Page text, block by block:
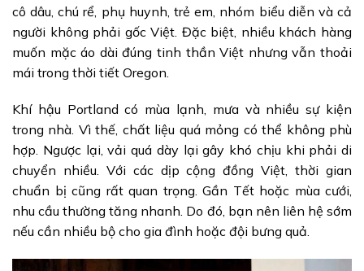
cô dâu, chú rể, phụ huynh, trẻ em, nhóm biểu diễn và cả
người không phải gốc Việt. Đặc biệt, nhiều khách hàng
muốn mặc áo dài đúng tinh thần Việt nhưng vẫn thoải
mái trong thời tiết Oregon.
Khí hậu Portland có mùa lạnh, mưa và nhiều sự kiện
trong nhà. Vì thế, chất liệu quá mỏng có thể không phù
hợp. Ngược lại, vải quá dày lại gây khó chịu khi phải di
chuyển nhiều. Với các dịp cộng đồng Việt, thời gian
chuẩn bị cũng rất quan trọng. Gần Tết hoặc mùa cưới,
nhu cầu thường tăng nhanh. Do đó, bạn nên liên hệ sớm
nếu cần nhiều bộ cho gia đình hoặc đội bưng quả.